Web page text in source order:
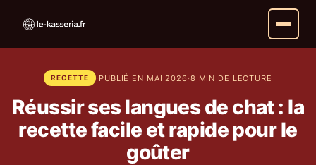
RECETTE · PUBLIÉ EN MAI 2026 ·8 MIN DE LECTURE
Réussir ses langues de chat : la
recette facile et rapide pour le
goûter